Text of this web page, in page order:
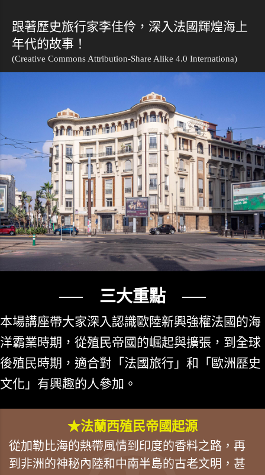
跟著歷史旅行家李佳伶，深入法國輝煌海上
年代的故事！
(Creative Commons Attribution-Share Alike 4.0 Internationa)
── 三大重點 ──
本場講座帶大家深入認識歐陸新興強權法國的海
洋霸業時期，從殖民帝國的崛起與擴張，到全球
後殖民時期，適合對「法國旅行」和「歐洲歷史
文化」有興趣的人參加。
★法蘭西殖民帝國起源
從加勒比海的熱帶風情到印度的香料之路，再
到非洲的神秘內陸和中南半島的古老文明，甚